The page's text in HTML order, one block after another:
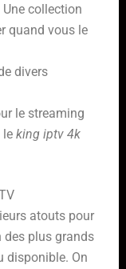
Une collection
quand vous le
divers
le streaming
le king iptv 4k
atouts pour
des plus grands
disponible. On